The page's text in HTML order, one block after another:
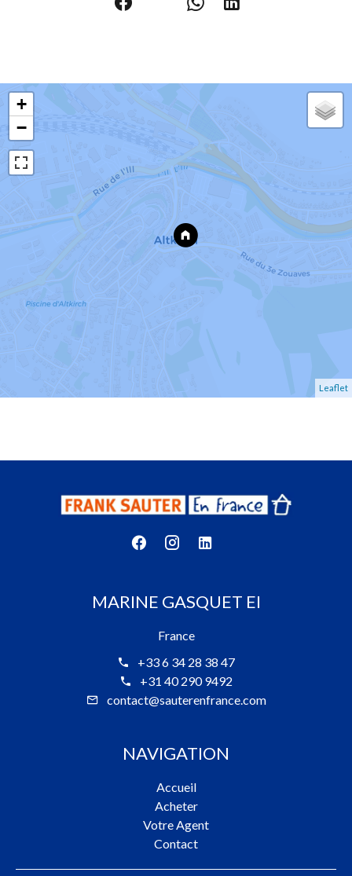
+
−
Leaflet
MARINE GASQUET EI
France
+33 6 34 28 38 47
+31 40 290 9492
contact@sauterenfrance.com
NAVIGATION
Accueil
Acheter
Votre Agent
Contact